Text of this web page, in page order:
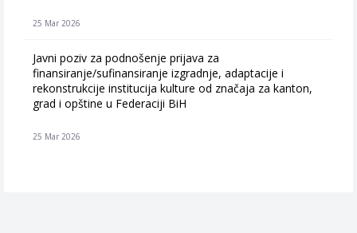
25 Mar 2026
Javni poziv za podnošenje prijava za
finansiranje/sufinansiranje izgradnje, adaptacije i
rekonstrukcije institucija kulture od značaja za kanton,
grad i opštine u Federaciji BiH
25 Mar 2026